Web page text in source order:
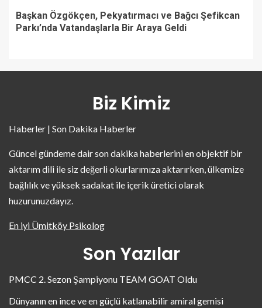
Başkan Özgökçen, Pekyatırmacı ve Bağcı Şefikcan
Parkı’nda Vatandaşlarla Bir Araya Geldi
Biz Kimiz
Haberler | Son Dakika Haberler
Güncel gündeme dair son dakika haberlerini en objektif bir
aktarım dili ile siz değerli okurlarımıza aktarırken, ülkemize
bağlılık ve yüksek sadakat ile içerik üretici olarak
huzurunuzdayız.
En iyi Ümitköy Psikolog
Son Yazılar
PMCC 2. Sezon Şampiyonu TEAM GOAT Oldu
Dünyanın en ince ve en güçlü katlanabilir amiral gemisi